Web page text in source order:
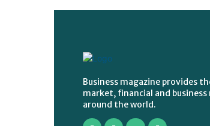
Business magazine provides
market, financial and
around the world.